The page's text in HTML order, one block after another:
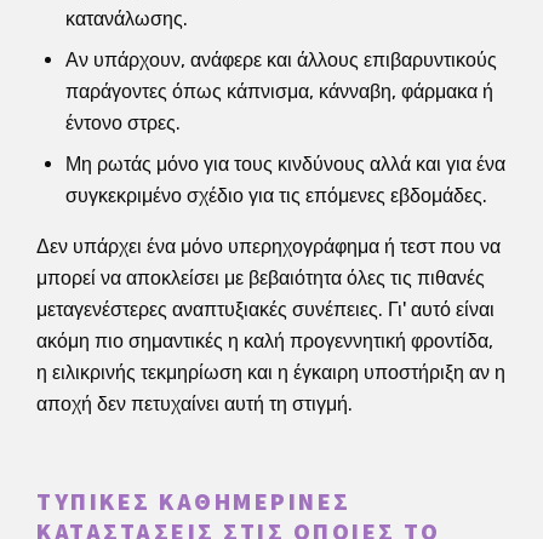
κατανάλωσης.
Αν υπάρχουν, ανάφερε και άλλους επιβαρυντικούς
παράγοντες όπως κάπνισμα, κάνναβη, φάρμακα ή
έντονο στρες.
Μη ρωτάς μόνο για τους κινδύνους αλλά και για ένα
συγκεκριμένο σχέδιο για τις επόμενες εβδομάδες.
Δεν υπάρχει ένα μόνο υπερηχογράφημα ή τεστ που να
μπορεί να αποκλείσει με βεβαιότητα όλες τις πιθανές
μεταγενέστερες αναπτυξιακές συνέπειες. Γι' αυτό είναι
ακόμη πιο σημαντικές η καλή προγεννητική φροντίδα,
η ειλικρινής τεκμηρίωση και η έγκαιρη υποστήριξη αν η
αποχή δεν πετυχαίνει αυτή τη στιγμή.
ΤΥΠΙΚΈΣ ΚΑΘΗΜΕΡΙΝΈΣ